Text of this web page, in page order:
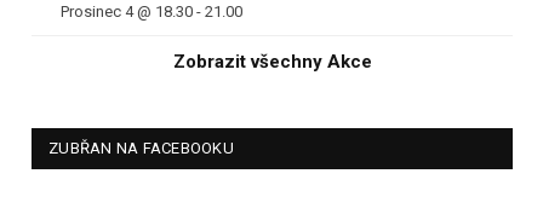
Prosinec 4 @ 18.30 - 21.00
Zobrazit všechny Akce
ZUBŘAN NA FACEBOOKU